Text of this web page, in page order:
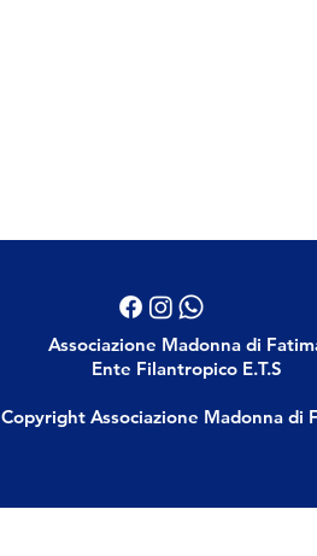
Associazione Madonna di
Ente Filantropico E.T.S
Copyright Associazione Madonna di